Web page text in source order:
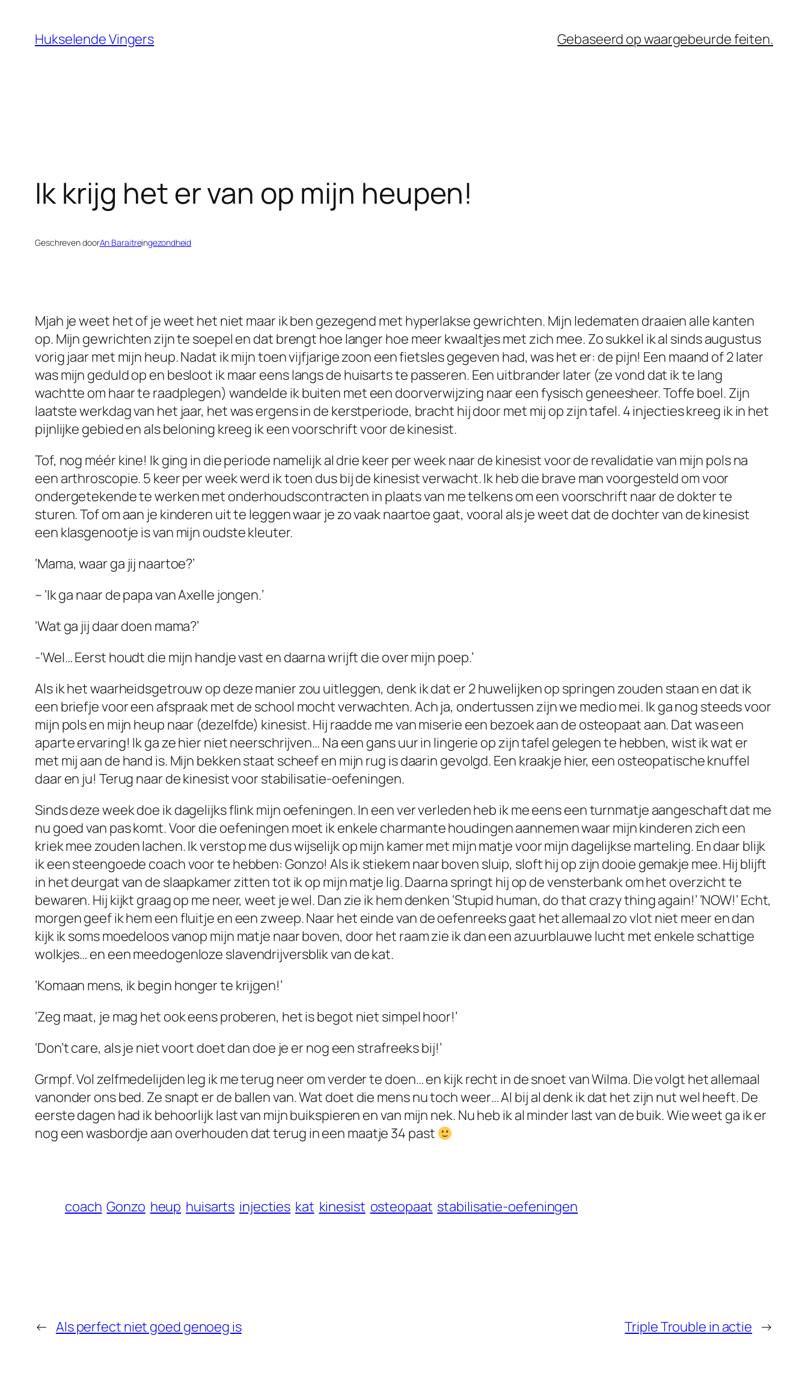
Hukselende Vingers Gebaseerd op waargebeurde feiten.
Ik krijg het er van op mijn heupen!
Geschreven doorAn Baraitreingezondheid
Mjah je weet het of je weet het niet maar ik ben gezegend met hyperlakse gewrichten. Mijn ledematen draaien alle kanten
op. Mijn gewrichten zijn te soepel en dat brengt hoe langer hoe meer kwaaltjes met zich mee. Zo sukkel ik al sinds augustus
vorig jaar met mijn heup. Nadat ik mijn toen vijfjarige zoon een fietsles gegeven had, was het er: de pijn! Een maand of 2 later
was mijn geduld op en besloot ik maar eens langs de huisarts te passeren. Een uitbrander later (ze vond dat ik te lang
wachtte om haar te raadplegen) wandelde ik buiten met een doorverwijzing naar een fysisch geneesheer. Toffe boel. Zijn
laatste werkdag van het jaar, het was ergens in de kerstperiode, bracht hij door met mij op zijn tafel. 4 injecties kreeg ik in het
pijnlijke gebied en als beloning kreeg ik een voorschrift voor de kinesist.
Tof, nog méér kine! Ik ging in die periode namelijk al drie keer per week naar de kinesist voor de revalidatie van mijn pols na
een arthroscopie. 5 keer per week werd ik toen dus bij de kinesist verwacht. Ik heb die brave man voorgesteld om voor
ondergetekende te werken met onderhoudscontracten in plaats van me telkens om een voorschrift naar de dokter te
sturen. Tof om aan je kinderen uit te leggen waar je zo vaak naartoe gaat, vooral als je weet dat de dochter van de kinesist
een klasgenootje is van mijn oudste kleuter.
‘Mama, waar ga jij naartoe?’
– ‘Ik ga naar de papa van Axelle jongen.’
‘Wat ga jij daar doen mama?’
-‘Wel… Eerst houdt die mijn handje vast en daarna wrijft die over mijn poep.’
Als ik het waarheidsgetrouw op deze manier zou uitleggen, denk ik dat er 2 huwelijken op springen zouden staan en dat ik
een briefje voor een afspraak met de school mocht verwachten. Ach ja, ondertussen zijn we medio mei. Ik ga nog steeds voor
mijn pols en mijn heup naar (dezelfde) kinesist. Hij raadde me van miserie een bezoek aan de osteopaat aan. Dat was een
aparte ervaring! Ik ga ze hier niet neerschrijven… Na een gans uur in lingerie op zijn tafel gelegen te hebben, wist ik wat er
met mij aan de hand is. Mijn bekken staat scheef en mijn rug is daarin gevolgd. Een kraakje hier, een osteopatische knuffel
daar en ju! Terug naar de kinesist voor stabilisatie-oefeningen.
Sinds deze week doe ik dagelijks flink mijn oefeningen. In een ver verleden heb ik me eens een turnmatje aangeschaft dat me
nu goed van pas komt. Voor die oefeningen moet ik enkele charmante houdingen aannemen waar mijn kinderen zich een
kriek mee zouden lachen. Ik verstop me dus wijselijk op mijn kamer met mijn matje voor mijn dagelijkse marteling. En daar blijk
ik een steengoede coach voor te hebben: Gonzo! Als ik stiekem naar boven sluip, sloft hij op zijn dooie gemakje mee. Hij blijft
in het deurgat van de slaapkamer zitten tot ik op mijn matje lig. Daarna springt hij op de vensterbank om het overzicht te
bewaren. Hij kijkt graag op me neer, weet je wel. Dan zie ik hem denken ‘Stupid human, do that crazy thing again!’ ‘NOW!’ Echt,
morgen geef ik hem een fluitje en een zweep. Naar het einde van de oefenreeks gaat het allemaal zo vlot niet meer en dan
kijk ik soms moedeloos vanop mijn matje naar boven, door het raam zie ik dan een azuurblauwe lucht met enkele schattige
wolkjes… en een meedogenloze slavendrijversblik van de kat.
‘Komaan mens, ik begin honger te krijgen!’
‘Zeg maat, je mag het ook eens proberen, het is begot niet simpel hoor!’
‘Don’t care, als je niet voort doet dan doe je er nog een strafreeks bij!’
Grmpf. Vol zelfmedelijden leg ik me terug neer om verder te doen… en kijk recht in de snoet van Wilma. Die volgt het allemaal
vanonder ons bed. Ze snapt er de ballen van. Wat doet die mens nu toch weer… Al bij al denk ik dat het zijn nut wel heeft. De
eerste dagen had ik behoorlijk last van mijn buikspieren en van mijn nek. Nu heb ik al minder last van de buik. Wie weet ga ik er
nog een wasbordje aan overhouden dat terug in een maatje 34 past
coach Gonzo heup huisarts injecties kat kinesist osteopaat stabilisatie-oefeningen
← Als perfect niet goed genoeg is Triple Trouble in actie →